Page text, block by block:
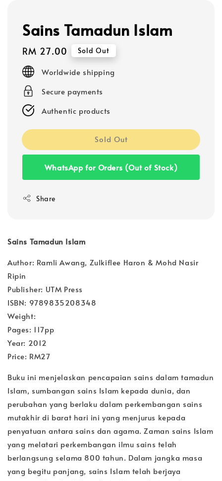
Sains Tamadun Islam
Regular
price
RM 27.00 Sold Out
Worldwide shipping
Secure payments
Authentic products
Sold Out
WhatsApp for Orders (Out of Stock)
Share
Sains Tamadun Islam
Author: Ramli Awang, Zulkiflee Haron & Mohd Nasir
Ripin
Publisher: UTM Press
ISBN: 9789835208348
Weight:
Pages: 117pp
Year: 2012
Price: RM27
Buku ini menjelaskan pencapaian sains dalam tamadun
Islam, sumbangan sains Islam kepada dunia, dan
perubahan yang berlaku dalam perkembangan sains
mutakhir di barat hari ini yang menjurus kepada
penyatuan antara sains dan agama. Zaman sains Islam
yang melatari perkembangan ilmu sains telah
berlangsung selama 800 tahun. Dalam jangka masa
yang begitu panjang, sains Islam telah berjaya